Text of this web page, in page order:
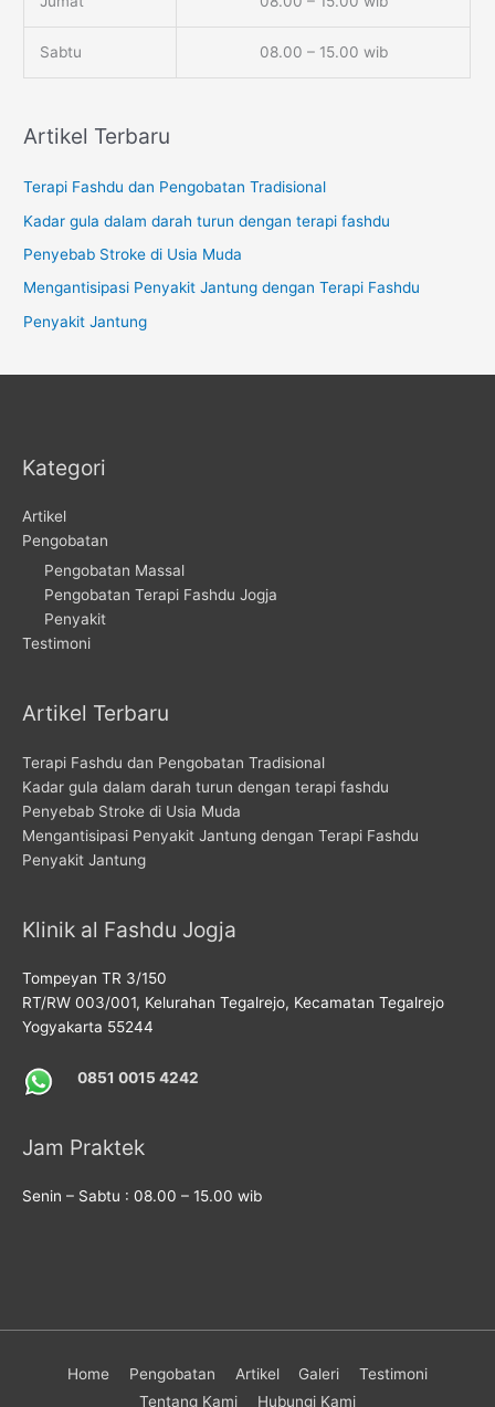
Sabtu 08.00 – 15.00 wib
Artikel Terbaru
Terapi Fashdu dan Pengobatan Tradisional
Kadar gula dalam darah turun dengan terapi fashdu
Penyebab Stroke di Usia Muda
Mengantisipasi Penyakit Jantung dengan Terapi Fashdu
Penyakit Jantung
Kategori
Artikel
Pengobatan
Pengobatan Massal
Pengobatan Terapi Fashdu Jogja
Penyakit
Testimoni
Artikel Terbaru
Terapi Fashdu dan Pengobatan Tradisional
Kadar gula dalam darah turun dengan terapi fashdu
Penyebab Stroke di Usia Muda
Mengantisipasi Penyakit Jantung dengan Terapi Fashdu
Penyakit Jantung
Klinik al Fashdu Jogja
Tompeyan TR 3/150
RT/RW 003/001, Kelurahan Tegalrejo, Kecamatan Tegalrejo
Yogyakarta 55244
0851 0015 4242
Jam Praktek
Senin – Sabtu : 08.00 – 15.00 wib
Home Pengobatan Artikel Galeri
Testimoni
Tentang Kami
Hubungi Kami